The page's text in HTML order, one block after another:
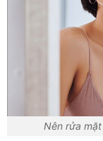
Nên rửa